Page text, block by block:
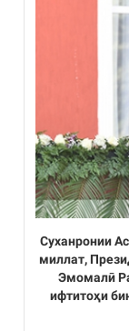
Суханронии
миллат,
Эмомалӣ
ифтитоҳи